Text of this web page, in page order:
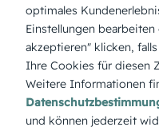
Diese Tischkarte macht
Raum für eure
optimales
Einstellungen
akzeptieren" klicken,
Ihre Cookies für diesen
Weitere Informationen
und können jederzeit